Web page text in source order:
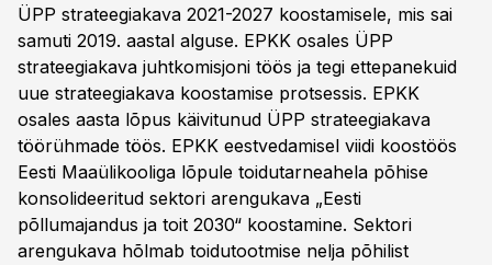
ÜPP strateegiakava 2021-2027 koostamisele, mis sai
samuti 2019. aastal alguse. EPKK osales ÜPP
strateegiakava juhtkomisjoni töös ja tegi ettepanekuid
uue strateegiakava koostamise protsessis. EPKK
osales aasta lõpus käivitunud ÜPP strateegiakava
töörühmade töös. EPKK eestvedamisel viidi koostöös
Eesti Maaülikooliga lõpule toidutarneahela põhise
konsolideeritud sektori arengukava „Eesti
põllumajandus ja toit 2030“ koostamine. Sektori
arengukava hõlmab toidutootmise nelja põhilist